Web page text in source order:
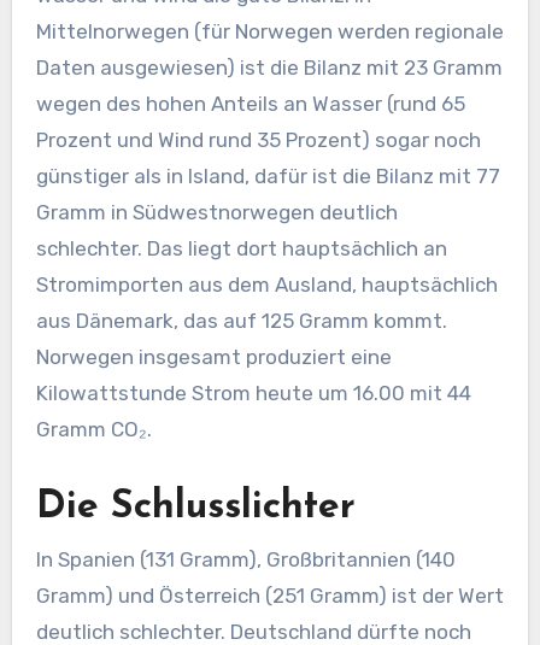
Mittelnorwegen (für Norwegen werden regionale
Daten ausgewiesen) ist die Bilanz mit 23 Gramm
wegen des hohen Anteils an Wasser (rund 65
Prozent und Wind rund 35 Prozent) sogar noch
günstiger als in Island, dafür ist die Bilanz mit 77
Gramm in Südwestnorwegen deutlich
schlechter. Das liegt dort hauptsächlich an
Stromimporten aus dem Ausland, hauptsächlich
aus Dänemark, das auf 125 Gramm kommt.
Norwegen insgesamt produziert eine
Kilowattstunde Strom heute um 16.00 mit 44
Gramm CO₂.
Die Schlusslichter
In Spanien (131 Gramm), Großbritannien (140
Gramm) und Österreich (251 Gramm) ist der Wert
deutlich schlechter. Deutschland dürfte noch